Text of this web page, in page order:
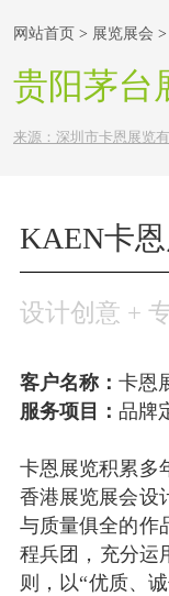
网站首页 > 展览展会 >
贵阳茅台
来源： 深圳市卡恩展览
KAEN卡
设计创意 +
客户名称： 卡恩
服务项目： 品牌
卡恩展览积累多
香港展览展会设
与质量俱全的作
程兵团，充分运
则，以“优质、